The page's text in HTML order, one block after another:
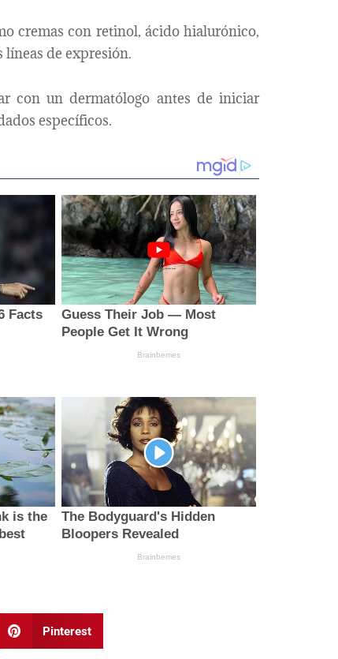
cremas con retinol, ácido hialurónico,
líneas de expresión.
con un dermatólogo antes de iniciar
específicos.
Pinterest